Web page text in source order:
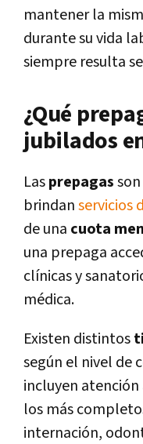
mantener la
durante su vida
siempre resulta
¿Qué
jubilados
Lasprepagas
brindanservicios
de una cuota
una prepaga
clínicas y
médica.
Existen distintos
según el nivel de
incluyen
los más
internación,